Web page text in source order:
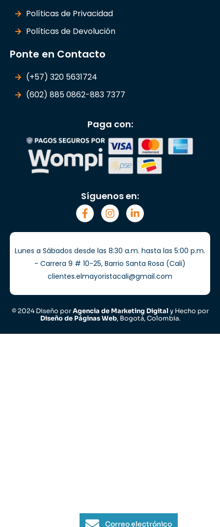
Políticas de Privacidad
Políticas de Devolución
Ponte en Contacto
(+57) 320 5631724
(602) 885 0862-883 7377
Paga con:
Síguenos en:
Lunes a Sábados desde las 8:30 a.m. hasta las 5:00 p.m.
- Carrera 9 # 10-25, Barrio Santa Rosa (Cali)
clientes.elmayoristacali@gmail.com
© 2024 Diseño porAgencia de Marketing Digitaly Hecho por
Diseño de Páginas Web, Bogotá, Colombia.
Correo electrónico